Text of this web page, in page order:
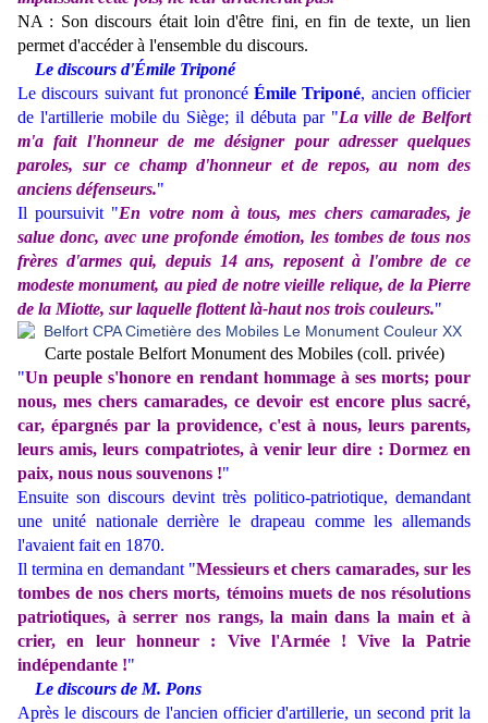
NA : Son discours était loin d'être fini, en fin de texte, un lien
permet d'accéder à l'ensemble du discours.
Le discours d'Émile Triponé
Le discours suivant fut prononcé Émile Triponé, ancien officier
de l'artillerie mobile du Siège; il débuta par "La ville de Belfort
m'a fait l'honneur de me désigner pour adresser quelques
paroles, sur ce champ d'honneur et de repos, au nom des
anciens défenseurs."
Il poursuivit "En votre nom à tous, mes chers camarades, je
salue donc, avec une profonde émotion, les tombes de tous nos
frères d'armes qui, depuis 14 ans, reposent à l'ombre de ce
modeste monument, au pied de notre vieille relique, de la Pierre
de la Miotte, sur laquelle flottent là-haut nos trois couleurs."
Carte postale Belfort Monument des Mobiles (coll. privée)
"Un peuple s'honore en rendant hommage à ses morts; pour
nous, mes chers camarades, ce devoir est encore plus sacré,
car, épargnés par la providence, c'est à nous, leurs parents,
leurs amis, leurs compatriotes, à venir leur dire : Dormez en
paix, nous nous souvenons !"
Ensuite son discours devint très politico-patriotique, demandant
une unité nationale derrière le drapeau comme les allemands
l'avaient fait en 1870.
Il termina en demandant "Messieurs et chers camarades, sur les
tombes de nos chers morts, témoins muets de nos résolutions
patriotiques, à serrer nos rangs, la main dans la main et à
crier, en leur honneur : Vive l'Armée ! Vive la Patrie
indépendante !"
Le discours de M. Pons
Après le discours de l'ancien officier d'artillerie, un second prit la